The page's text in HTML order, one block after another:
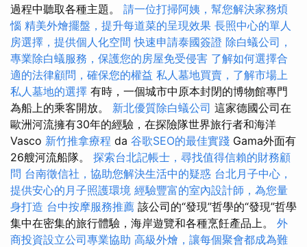
過程中聽取各種主題。 請一位打掃阿姨，幫您解決家務煩
惱 精美外燴擺盤，提升每道菜的呈現效果 長照中心的單人
房選擇，提供個人化空間 快速申請泰國簽證 除白蟻公司，
專業除白蟻服務，保護您的房屋免受侵害 了解如何選擇合
適的法律顧問，確保您的權益 私人墓地買賣，了解市場上
私人墓地的選擇 有時，一個城市中原本封閉的博物館專門
為船上的乘客開放。 新北優質除白蟻公司 這家德國公司在
歐洲河流擁有30年的經驗，在探險隊世界旅行者和海洋
Vasco 新竹推拿療程 da 谷歌SEO的最佳實踐 Gama外面有
26艘河流船隊。 探索台北記帳士，尋找值得信賴的財務顧
問 台南徵信社，協助您解決生活中的疑惑 台北月子中心，
提供安心的月子照護環境 經驗豐富的室內設計師，為您量
身打造 台中按摩服務推薦 該公司的“發現”哲學的“發現”哲學
集中在密集的旅行體驗，海岸遊覽和各種烹飪產品上。 外
商投資設立公司專業協助 高級外燴，讓每個聚會都成為難